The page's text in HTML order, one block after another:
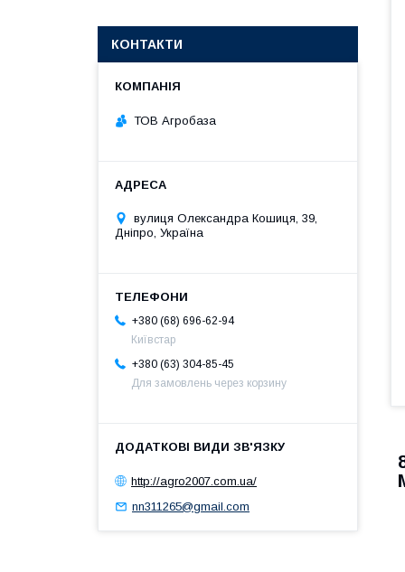
КОНТАКТИ
ТОВ Агробаза
вулиця Олександра Кошиця, 39,
Дніпро, Україна
+380 (68) 696-62-94
Київстар
+380 (63) 304-85-45
Для замовлень через корзину
http://agro2007.com.ua/
nn311265@gmail.com